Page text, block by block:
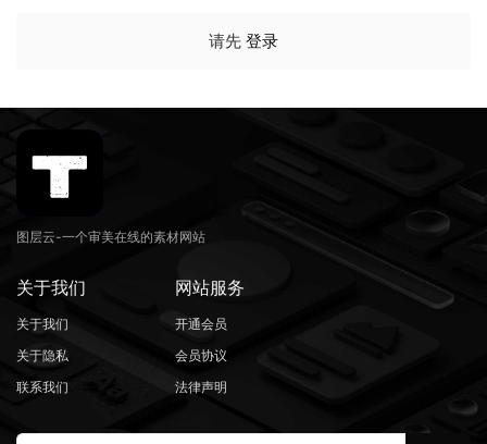
请先 登录
图层云-一个审美在线的素材网站
关于我们
关于我们
关于隐私
联系我们
网站服务
开通会员
会员协议
法律声明